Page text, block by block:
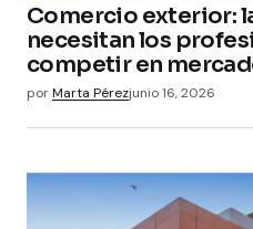
Comercio exterior:
necesitan los
competir en
porMarta Pérezjunio 16, 2026